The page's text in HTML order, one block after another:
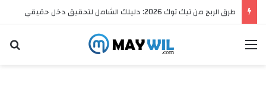
طرق الربح من تيك توك 2026: دليلك الشامل لتحقيق دخل حقيقي
القائمة